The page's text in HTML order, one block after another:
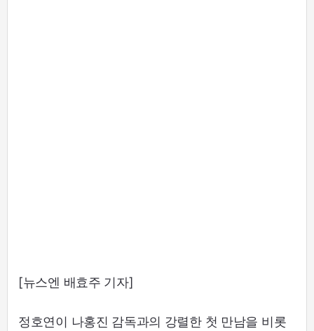
[뉴스엔 배효주 기자]
정호연이 나홍진 감독과의 강렬한 첫 만남을 비롯